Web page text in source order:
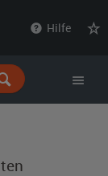
Hilfe